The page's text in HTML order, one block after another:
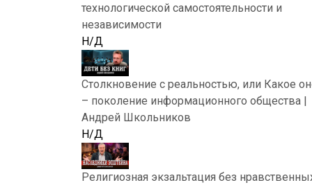
технологической самостоятельности и
независимости
Н/Д
Столкновение с реальностью, или Какое
– поколение информационного общества |
Андрей Школьников
Н/Д
Религиозная экзальтация без